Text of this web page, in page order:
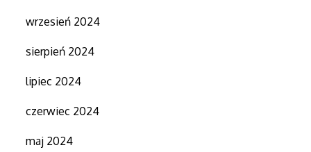
wrzesień 2024
sierpień 2024
lipiec 2024
czerwiec 2024
maj 2024